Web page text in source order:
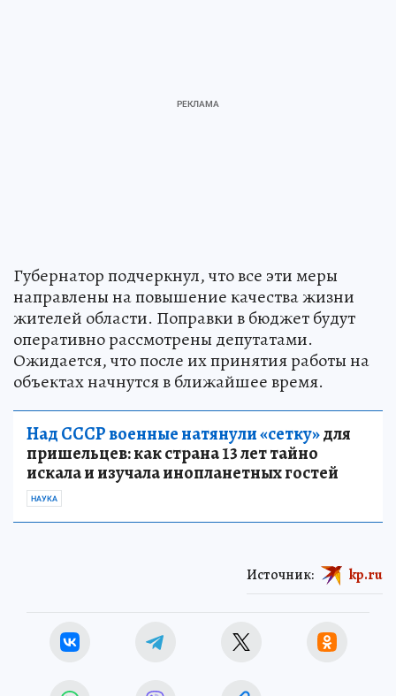
Губернатор подчеркнул, что все эти меры
направлены на повышение качества жизни
жителей области. Поправки в бюджет будут
оперативно рассмотрены депутатами.
Ожидается, что после их принятия работы на
объектах начнутся в ближайшее время.
Над СССР военные натянули «сетку»для
пришельцев: как страна 13 лет тайно
искала и изучала инопланетных гостей
НАУКА
Источник: kp.ru